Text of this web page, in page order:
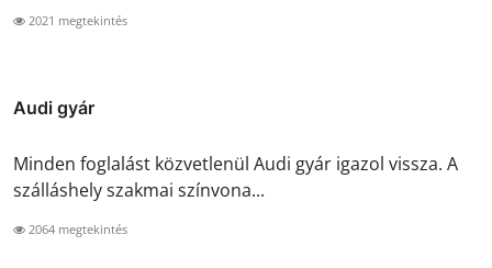
2021 megtekintés
Audi gyár
Minden foglalást közvetlenül Audi gyár igazol vissza. A
szálláshely szakmai színvona...
2064 megtekintés